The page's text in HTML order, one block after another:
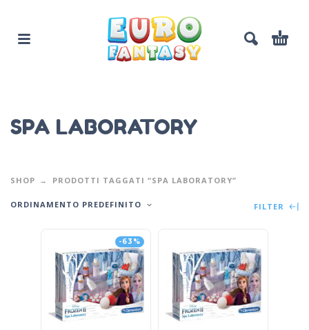
SPA LABORATORY
SHOP PRODOTTI TAGGATI “SPA LABORATORY”
ORDINAMENTO PREDEFINITO FILTER
-63%